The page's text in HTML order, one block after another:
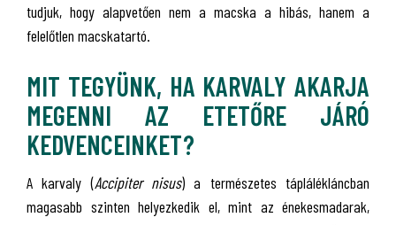
tudjuk, hogy alapvetően nem a macska a hibás, hanem a
felelőtlen macskatartó.
MIT TEGYÜNK, HA KARVALY AKARJA
MEGENNI AZ ETETŐRE JÁRÓ
KEDVENCEINKET?
A karvaly (Accipiter nisus) a természetes táplálékláncban
magasabb szinten helyezkedik el, mint az énekesmadarak,